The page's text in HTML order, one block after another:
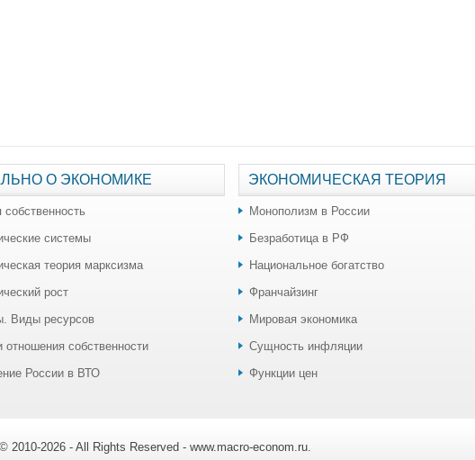
О ЭКОНОМИКЕ
собственность
системы
теория марксизма
рост
Виды ресурсов
собственности
России в ВТО
ЭКОНОМИЧЕСКАЯ ТЕОРИЯ
Монополизм в России
Безработица в РФ
Национальное богатство
Франчайзинг
Мировая экономика
Сущность инфляции
Функции цен
2010-2026 - All Rights Reserved - www.macro-econom.ru.